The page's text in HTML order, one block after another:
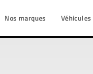
Nos marques Véhicules